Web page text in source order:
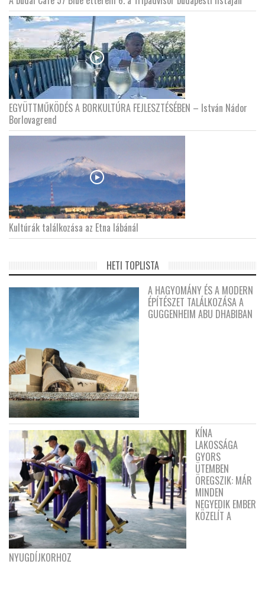
EGYÜTTMŰKÖDÉS A BORKULTÚRA FEJLESZTÉSÉBEN – István Nádor
Borlovagrend
Kultúrák találkozása az Etna lábánál
HETI TOPLISTA
A HAGYOMÁNY ÉS A MODERN
ÉPÍTÉSZET TALÁLKOZÁSA A
GUGGENHEIM ABU DHABIBAN
KÍNA
LAKOSSÁGA
GYORS
ÜTEMBEN
ÖREGSZIK: MÁR
MINDEN
NEGYEDIK EMBER
KÖZELÍT A
NYUGDÍJKORHOZ